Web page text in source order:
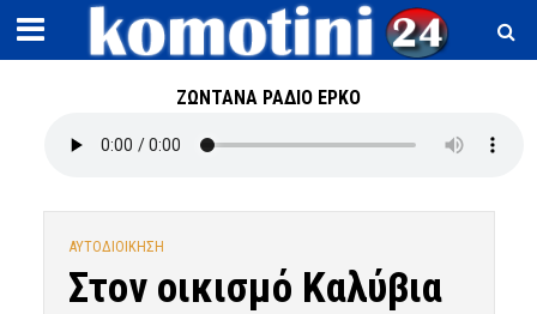
ΖΩΝΤΑΝΑ ΡΑΔΙΟ ΕΡΚΟ
ΑΥΤΟΔΙΟΙΚΗΣΗ
Στον οικισμό Καλύβια